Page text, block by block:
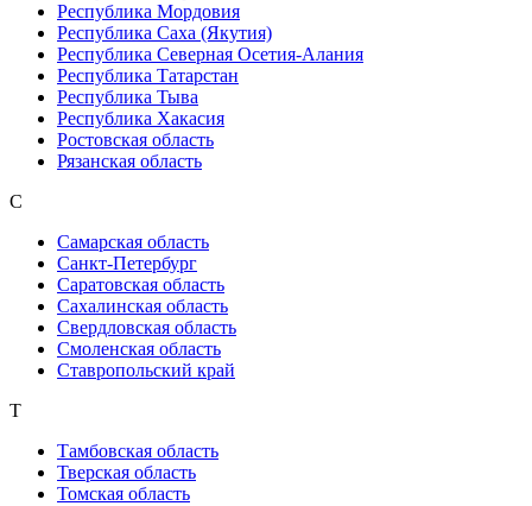
Республика Мордовия
Республика Саха (Якутия)
Республика Северная Осетия-Алания
Республика Татарстан
Республика Тыва
Республика Хакасия
Ростовская область
Рязанская область
С
Самарская область
Санкт-Петербург
Саратовская область
Сахалинская область
Свердловская область
Смоленская область
Ставропольский край
Т
Тамбовская область
Тверская область
Томская область